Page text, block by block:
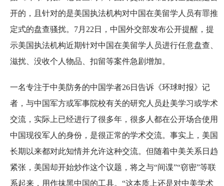
开的，且针对的是美国执法机构对中国在美留学人员有罪推
定式的盘查骚扰。7月22日，中国外交部发布公开提醒，提
示美国执法机构近期针对中国在美留学人员进行任意盘查、
滋扰、没收个人物品、扣留等案件急剧增加。
一名专注于中美防务的中国学者26日告诉《环球时报》记
者，与中国军方或军事院校有关的研究人员赴美学习或学术
交流，实际上已经进行了很多年，很多人都在公开场合使用
中国现役军人的身份，是很正常的学术交流。事实上，美国
长期以来都对此知情并允许这种交流。但随着中美关系日趋
紧张，美国却开始炒作这个议题，将之与“间谍”“窃密”等联
系起来，用作抹黑中国的工具。“这本质上还是对中美学术